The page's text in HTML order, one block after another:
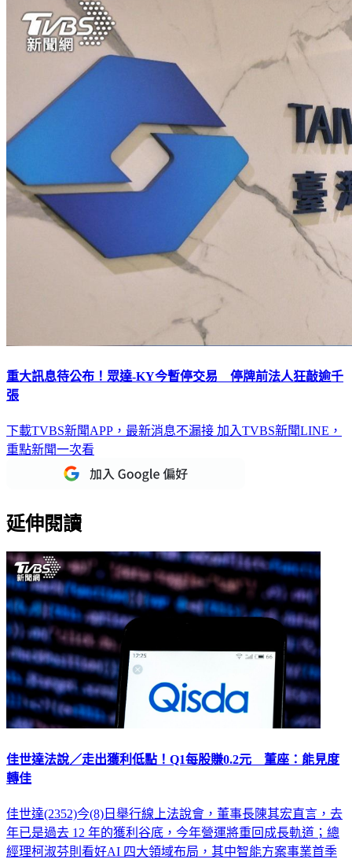
重大訊息待公布！眾達-KY今暫停交易 停牌前法人狂敲逾千
下載TVBS新聞APP，最新消息不漏接
重點新聞一次看
佳世達法說／走出獲利低點！Q1每股賺0.2元 董座：能見度
佳世達(2352)今(8)日舉行線上法說會，董事長陳其宏直言，去
年已是過去 12 年的獲利谷底，今年營運將重回成長軌道；總